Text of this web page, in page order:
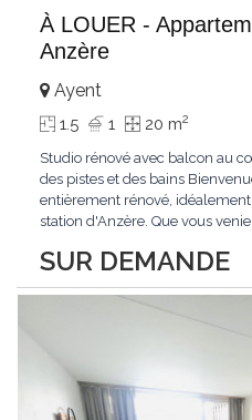
À LOUER -
Anzère
SUR DEMANDE
Ayent
1.5 1 20 m2
Studio rénové avec balcon au
des pistes et des bains
entièrement rénové,
station d'Anzère. Que vous
ressourcer en montagne, ce
nécessaire...